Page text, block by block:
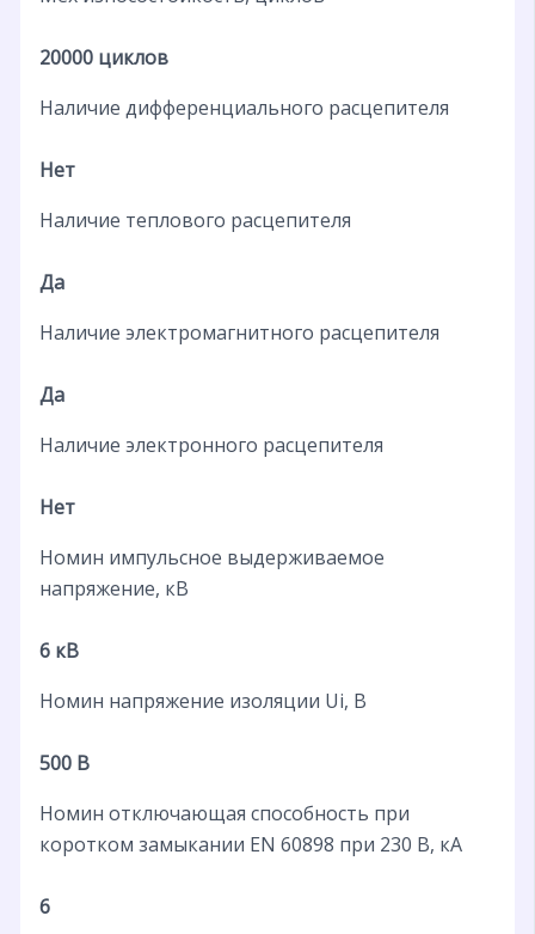
20000 циклов
Наличие дифференциального расцепителя
Нет
Наличие теплового расцепителя
Да
Наличие электромагнитного расцепителя
Да
Наличие электронного расцепителя
Нет
Номин импульсное выдерживаемое
напряжение, кВ
6 кВ
Номин напряжение изоляции Ui, В
500 В
Номин отключающая способность при
коротком замыкании EN 60898 при 230 В, кА
6